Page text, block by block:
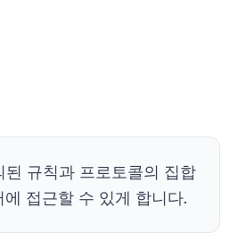
규칙과 프로토콜의 집합
접근할 수 있게 합니다.